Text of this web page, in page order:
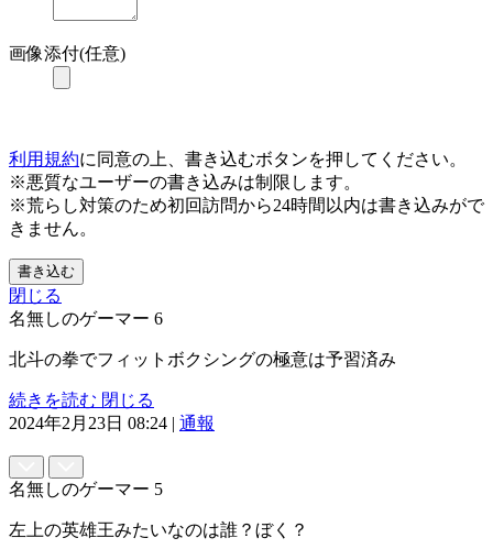
画像添付(任意)
利用規約に同意の上、書き込むボタンを押してください。
※悪質なユーザーの書き込みは制限します。
※荒らし対策のため初回訪問から24時間以内は書き込みがで
きません。
書き込む
閉じる
名無しのゲーマー 6
北斗の拳でフィットボクシングの極意は予習済み
続きを読む 閉じる
2024年2月23日 08:24 | 通報
名無しのゲーマー 5
左上の英雄王みたいなのは誰？ぼく？